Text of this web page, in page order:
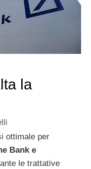
la
ottimale per
Bank e
le trattative